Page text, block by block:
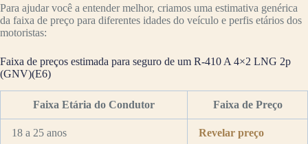
Para ajudar você a entender melhor, criamos uma estimativa genérica
da faixa de preço para diferentes idades do veículo e perfis etários dos
motoristas:
Faixa de preços estimada para seguro de um R-410 A 4×2 LNG 2p
(GNV)(E6)
Faixa Etária do Condutor Faixa de Preço
18 a 25 anos Revelar preço